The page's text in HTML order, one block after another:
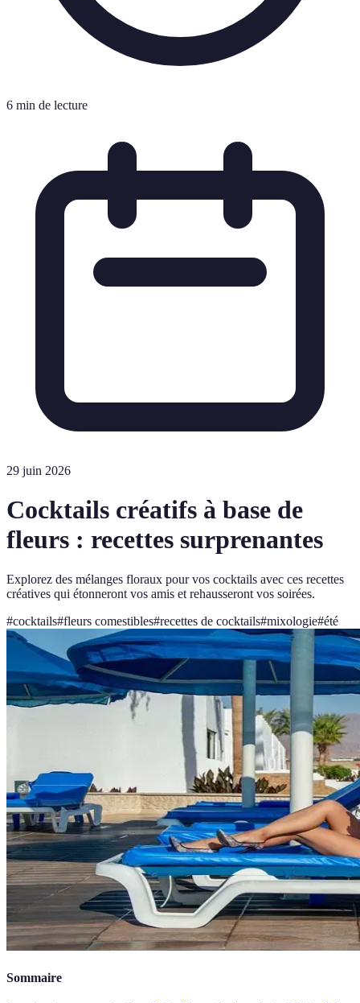
6 min de lecture
29 juin 2026
Cocktails créatifs à base de
fleurs : recettes surprenantes
Explorez des mélanges floraux pour vos cocktails avec ces recettes
créatives qui étonneront vos amis et rehausseront vos soirées.
#cocktails#fleurs comestibles#recettes de cocktails#mixologie#été
Sommaire